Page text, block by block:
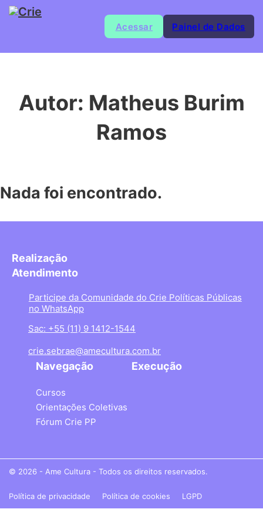
Acessar Painel de Dados
Autor: Matheus Burim
Ramos
Nada foi encontrado.
Realização
Atendimento
Participe da Comunidade do Crie Políticas Públicas
no WhatsApp
Sac: +55 (11) 9 1412-1544
crie.sebrae@amecultura.com.br
Navegação
Cursos
Orientações Coletivas
Fórum Crie PP
Execução
© 2026 - Ame Cultura - Todos os direitos reservados.
Política de privacidade Política de cookies LGPD